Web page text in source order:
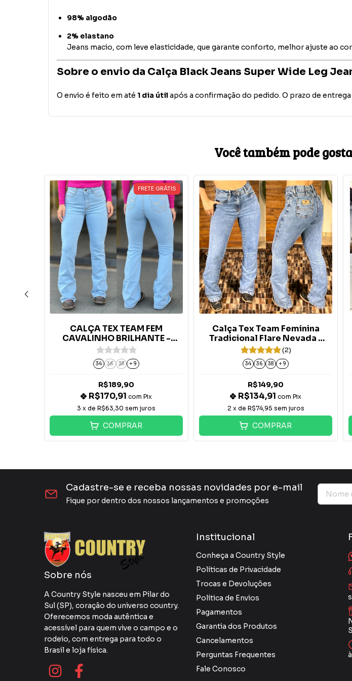
98% algodão
2% elastano
Jeans macio, com leve elasticidade, que garante conforto, melhor ajuste ao
Sobre o envio da Calça Black Jeans Super Wide Leg
O envio é feito em até 1 dia útilapós a confirmação do pedido. O prazo de
Você também pode
FRETE GRÁTIS
CALÇA TEX TEAM FEM
CAVALINHO BRILHANTE -
CLEAR
34 36 38 + 9
R$189,90
R$170,91 com Pix
3 x de R$63,30 sem juros
COMPRAR
Calça Tex Team Feminina
Tradicional Flare Nevada -
Marmorizada
(2)
34 36 38 + 9
R$149,90
R$134,91 com Pix
2 x de R$74,95 sem juros
COMPRAR
Cadastre-se e receba nossas novidades por e-mail
Fique por dentro dos nossos lançamentos e promoções
Sobre nós
A Country Style nasceu em Pilar do
Sul (SP), coração do universo country.
Oferecemos moda autêntica e
acessível para quem vive o campo e o
rodeio, com entrega para todo o
Brasil e loja física.
Institucional
Conheça a Country Style
Políticas de Privacidade
Trocas e Devoluções
Política de Envios
Pagamentos
Garantia dos Produtos
Cancelamentos
Perguntas Frequentes
Fale Conosco